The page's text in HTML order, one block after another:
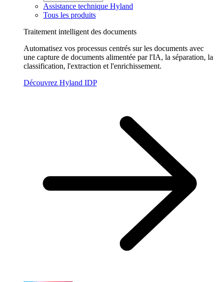
Assistance technique Hyland
Tous les produits
Traitement intelligent des documents
Automatisez vos processus centrés sur les documents avec
une capture de documents alimentée par l'IA, la séparation, la
classification, l'extraction et l'enrichissement.
Découvrez Hyland IDP